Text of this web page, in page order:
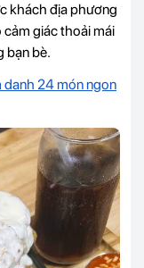
khách địa phương
giác thoải mái
bạn bè.
24 món ngon